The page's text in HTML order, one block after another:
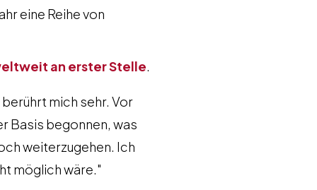
eine Reihe von
an erster Stelle.
mich sehr. Vor
Basis begonnen, was
weiterzugehen. Ich
möglich wäre."